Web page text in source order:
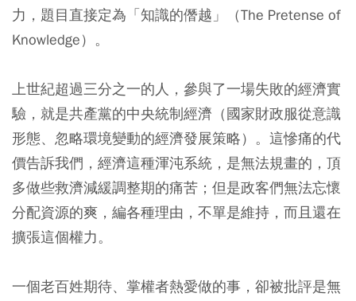
力，題目直接定為「知識的僭越」（The Pretense of
Knowledge）。
上世紀超過三分之一的人，參與了一場失敗的經濟實
驗，就是共產黨的中央統制經濟（國家財政服從意識
形態、忽略環境變動的經濟發展策略）。這慘痛的代
價告訴我們，經濟這種渾沌系統，是無法規畫的，頂
多做些救濟減緩調整期的痛苦；但是政客們無法忘懷
分配資源的爽，編各種理由，不單是維持，而且還在
擴張這個權力。
一個老百姓期待、掌權者熱愛做的事，卻被批評是無